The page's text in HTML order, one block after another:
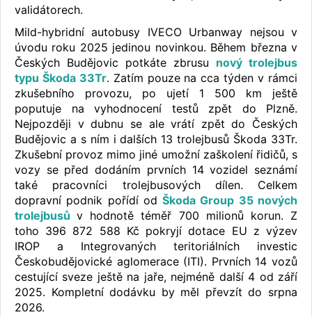
validátorech.
Mild-hybridní autobusy IVECO Urbanway nejsou v
úvodu roku 2025 jedinou novinkou. Během března v
Českých Budějovic potkáte zbrusu nový trolejbus
typu Škoda 33Tr. Zatím pouze na cca týden v rámci
zkušebního provozu, po ujetí 1 500 km ještě
poputuje na vyhodnocení testů zpět do Plzně.
Nejpozději v dubnu se ale vrátí zpět do Českých
Budějovic a s ním i dalších 13 trolejbusů Škoda 33Tr.
Zkušební provoz mimo jiné umožní zaškolení řidičů, s
vozy se před dodáním prvních 14 vozidel seznámí
také pracovníci trolejbusových dílen. Celkem
dopravní podnik pořídí odŠkoda Group 35 nových
trolejbusův hodnotě téměř 700 milionů korun. Z
toho 396 872 588 Kč pokryjí dotace EU z výzev
IROP a Integrovaných teritoriálních investic
Českobudějovické aglomerace (ITI). Prvních 14 vozů
cestující sveze ještě na jaře, nejméně další 4 od září
2025. Kompletní dodávku by měl převzít do srpna
2026.